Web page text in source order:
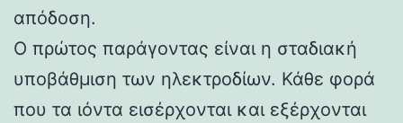
απόδοση.
Ο πρώτος παράγοντας είναι η σταδιακή
υποβάθμιση των ηλεκτροδίων. Κάθε φορά
που τα ιόντα εισέρχονται και εξέρχονται